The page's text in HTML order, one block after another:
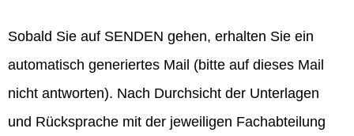
Sobald Sie auf SENDEN gehen, erhalten Sie ein
automatisch generiertes Mail (bitte auf dieses Mail
nicht antworten). Nach Durchsicht der Unterlagen
und Rücksprache mit der jeweiligen Fachabteilung